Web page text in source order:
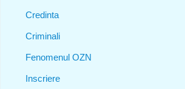
Credinta
Criminali
Fenomenul OZN
Inscriere